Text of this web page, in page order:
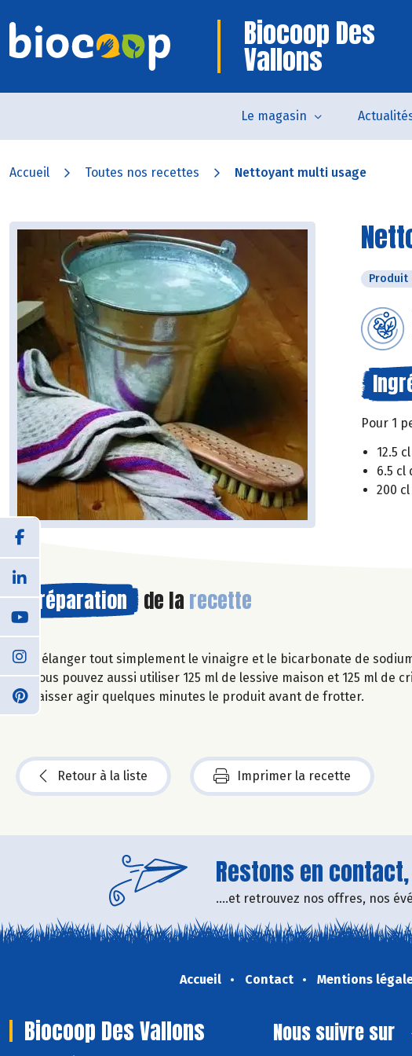
Biocoop Des
Vallons
Le magasin
Accueil Toutes nos recettes Nettoyant multi usage
Produit
Pour 1
12.5
6.5 cl
200
Préparation de la recette
Mélanger tout simplement le vinaigre et le bicarbonate de
Vous pouvez aussi utiliser 125 ml de lessive maison et 125 ml de
Laisser agir quelques minutes le produit avant de frotter.
Retour à la liste Imprimer la recette
Restons en
....et retrouvez nos offres, nos
Accueil Contact Mentions
Biocoop Des Vallons Nous suivre sur